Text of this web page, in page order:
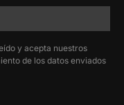
y acepta nuestros
de los datos enviados